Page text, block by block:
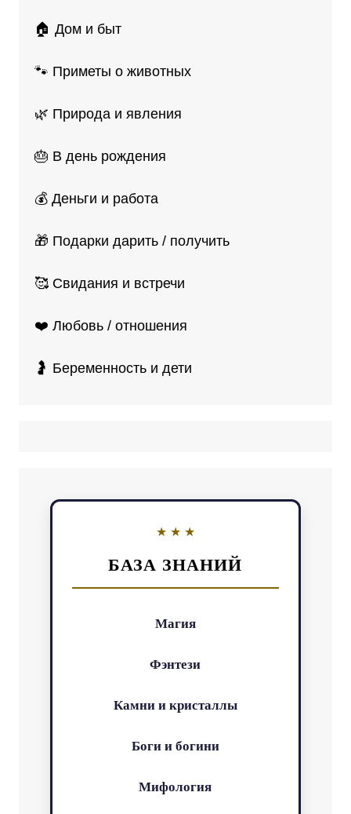
🏠 Дом и быт
🐾 Приметы о животных
🌿 Природа и явления
🎂 В день рождения
💰 Деньги и работа
🎁 Подарки дарить / получить
🥰 Свидания и встречи
❤️ Любовь / отношения
🤰 Беременность и дети
БАЗА ЗНАНИЙ
Магия
Фэнтези
Камни и кристаллы
Боги и богини
Мифология